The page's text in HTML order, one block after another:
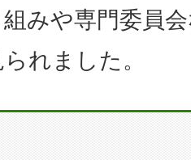
みや専門委員
れました。